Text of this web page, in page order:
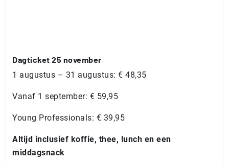
Dagticket 25 november
1 augustus – 31 augustus: € 48,35
Vanaf 1 september: € 59,95
Young Professionals: € 39,95
Altijd inclusief koffie, thee, lunch en een
middagsnack